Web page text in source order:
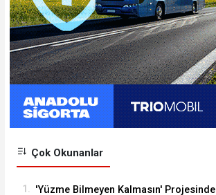
Çok Okunanlar
1. 'Yüzme Bilmeyen Kalmasın' Projesinde